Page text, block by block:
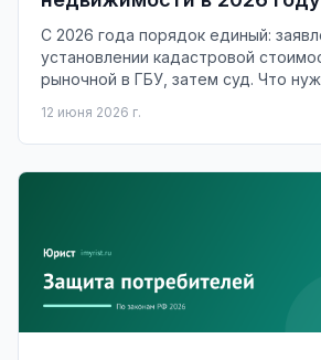
С 2026 года порядок единый:
установлении кадастровой
рыночной в ГБУ, затем суд. Что
12 июня 2026 г.